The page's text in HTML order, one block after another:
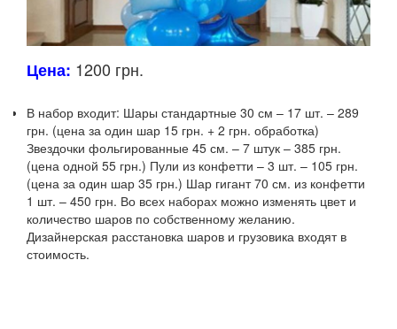
Цена: 1200 грн.
В набор входит: Шары стандартные 30 см – 17 шт. – 289
грн. (цена за один шар 15 грн. + 2 грн. обработка)
Звездочки фольгированные 45 см. – 7 штук – 385 грн.
(цена одной 55 грн.) Пули из конфетти – 3 шт. – 105 грн.
(цена за один шар 35 грн.) Шар гигант 70 см. из конфетти
1 шт. – 450 грн. Во всех наборах можно изменять цвет и
количество шаров по собственному желанию.
Дизайнерская расстановка шаров и грузовика входят в
стоимость.